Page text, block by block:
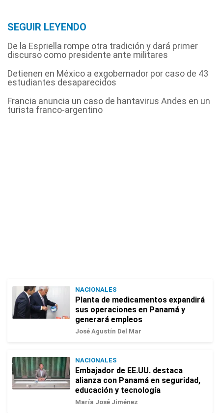
SEGUIR LEYENDO
De la Espriella rompe otra tradición y dará primer
discurso como presidente ante militares
Detienen en México a exgobernador por caso de 43
estudiantes desaparecidos
Francia anuncia un caso de hantavirus Andes en un
turista franco-argentino
NACIONALES
Planta de medicamentos expandirá
sus operaciones en Panamá y
generará empleos
José Agustín Del Mar
NACIONALES
Embajador de EE.UU. destaca
alianza con Panamá en seguridad,
educación y tecnología
María José Jiménez